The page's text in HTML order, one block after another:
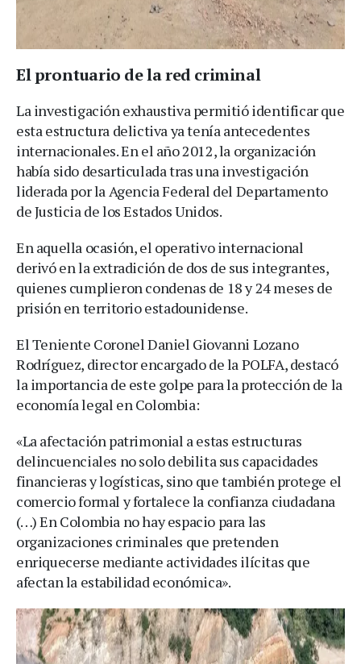
El prontuario de la red criminal
La investigación exhaustiva permitió identificar que
esta estructura delictiva ya tenía antecedentes
internacionales. En el año 2012, la organización
había sido desarticulada tras una investigación
liderada por la Agencia Federal del Departamento
de Justicia de los Estados Unidos.
En aquella ocasión, el operativo internacional
derivó en la extradición de dos de sus integrantes,
quienes cumplieron condenas de 18 y 24 meses de
prisión en territorio estadounidense.
El Teniente Coronel Daniel Giovanni Lozano
Rodríguez, director encargado de la POLFA, destacó
la importancia de este golpe para la protección de la
economía legal en Colombia:
«La afectación patrimonial a estas estructuras
delincuenciales no solo debilita sus capacidades
financieras y logísticas, sino que también protege el
comercio formal y fortalece la confianza ciudadana
(…) En Colombia no hay espacio para las
organizaciones criminales que pretenden
enriquecerse mediante actividades ilícitas que
afectan la estabilidad económica».